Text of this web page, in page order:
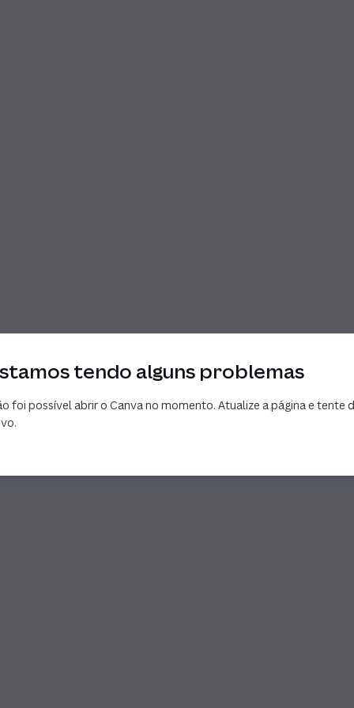
tendo alguns problemas
foi possível abrir o Canva no momento. Atualize a página e tente